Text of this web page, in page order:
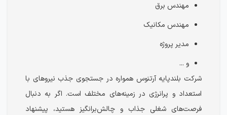
مهندس برق
مهندس مکانیک
مدیر پروژه
و ...
شرکت بلندپایه آرتنوس همواره در جستجوی جذب نیروهای با
استعداد و پرانرژی در زمینه‌های مختلف است. اگر به دنبال
فرصت‌های شغلی جذاب و چالش‌برانگیز هستید، پیشنهاد